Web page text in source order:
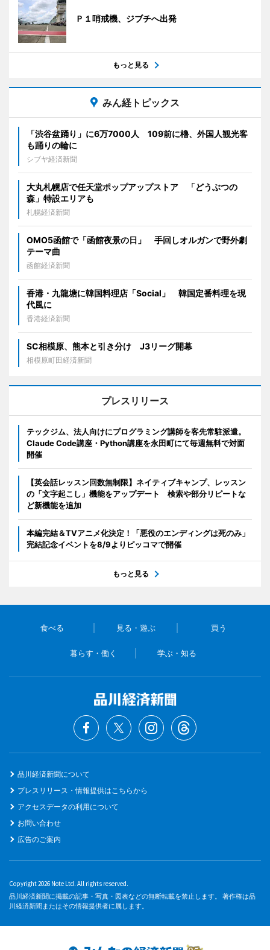
Ｐ１哨戒機、ジブチへ出発
もっと見る
みん経トピックス
「渋谷盆踊り」に6万7000人 109前に櫓、外国人観光客
も踊りの輪に
シブヤ経済新聞
大丸札幌店で任天堂ポップアップストア 「どうぶつの
森」特設エリアも
札幌経済新聞
OMO5函館で「函館夜景の日」 手回しオルガンで野外劇
テーマ曲
函館経済新聞
香港・九龍塘に韓国料理店「Social」 韓国定番料理を現
代風に
香港経済新聞
SC相模原、熊本と引き分け J3リーグ開幕
相模原町田経済新聞
プレスリリース
テックジム、法人向けにプログラミング講師を客先常駐派遣。
Claude Code講座・Python講座を永田町にて毎週無料で対面
開催
【英会話レッスン回数無制限】ネイティブキャンプ、レッスン
の「文字起こし」機能をアップデート 検索や部分リピートな
ど新機能を追加
本編完結＆TVアニメ化決定！「悪役のエンディングは死のみ」
完結記念イベントを8/9よりピッコマで開催
もっと見る
食べる 見る・遊ぶ 買う
暮らす・働く 学ぶ・知る
品川経済新聞について
プレスリリース・情報提供はこちらから
アクセスデータの利用について
お問い合わせ
広告のご案内
Copyright 2026 Note Ltd. All rights reserved.
品川経済新聞に掲載の記事・写真・図表などの無断転載を禁止します。 著作権は品
川経済新聞またはその情報提供者に属します。